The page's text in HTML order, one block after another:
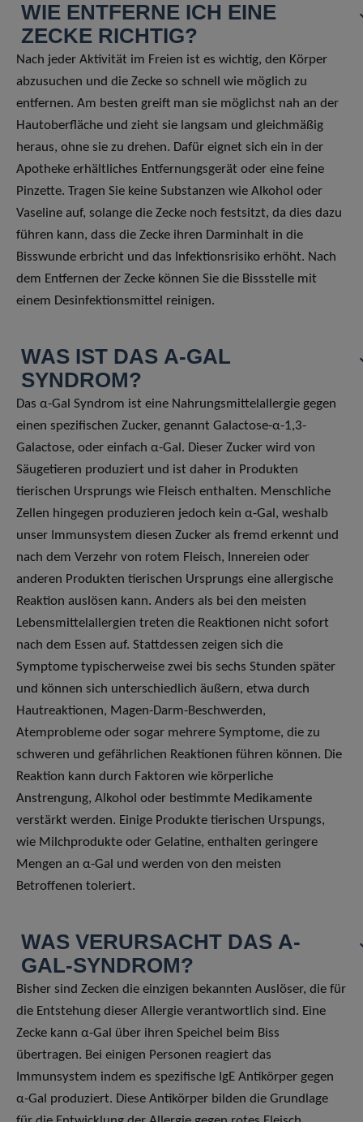
WIE ENTFERNE ICH EINE
ZECKE RICHTIG?
Nach jeder Aktivität im Freien ist es wichtig, den Körper
abzusuchen und die Zecke so schnell wie möglich zu
entfernen. Am besten greift man sie möglichst nah an der
Hautoberfläche und zieht sie langsam und gleichmäßig
heraus, ohne sie zu drehen. Dafür eignet sich ein in der
Apotheke erhältliches Entfernungsgerät oder eine feine
Pinzette. Tragen Sie keine Substanzen wie Alkohol oder
Vaseline auf, solange die Zecke noch festsitzt, da dies dazu
führen kann, dass die Zecke ihren Darminhalt in die
Bisswunde erbricht und das Infektionsrisiko erhöht. Nach
dem Entfernen der Zecke können Sie die Bissstelle mit
einem Desinfektionsmittel reinigen.
WAS IST DAS Α-GAL
SYNDROM?
Das α-Gal Syndrom ist eine Nahrungsmittelallergie gegen
einen spezifischen Zucker, genannt Galactose-α-1,3-
Galactose, oder einfach α-Gal. Dieser Zucker wird von
Säugetieren produziert und ist daher in Produkten
tierischen Ursprungs wie Fleisch enthalten. Menschliche
Zellen hingegen produzieren jedoch kein α-Gal, weshalb
unser Immunsystem diesen Zucker als fremd erkennt und
nach dem Verzehr von rotem Fleisch, Innereien oder
anderen Produkten tierischen Ursprungs eine allergische
Reaktion auslösen kann. Anders als bei den meisten
Lebensmittelallergien treten die Reaktionen nicht sofort
nach dem Essen auf. Stattdessen zeigen sich die
Symptome typischerweise zwei bis sechs Stunden später
und können sich unterschiedlich äußern, etwa durch
Hautreaktionen, Magen-Darm-Beschwerden,
Atemprobleme oder sogar mehrere Symptome, die zu
schweren und gefährlichen Reaktionen führen können. Die
Reaktion kann durch Faktoren wie körperliche
Anstrengung, Alkohol oder bestimmte Medikamente
verstärkt werden. Einige Produkte tierischen Urspungs,
wie Milchprodukte oder Gelatine, enthalten geringere
Mengen an α-Gal und werden von den meisten
Betroffenen toleriert.
WAS VERURSACHT DAS Α-
GAL-SYNDROM?
Bisher sind Zecken die einzigen bekannten Auslöser, die für
die Entstehung dieser Allergie verantwortlich sind. Eine
Zecke kann α-Gal über ihren Speichel beim Biss
übertragen. Bei einigen Personen reagiert das
Immunsystem indem es spezifische IgE Antikörper gegen
α-Gal produziert. Diese Antikörper bilden die Grundlage